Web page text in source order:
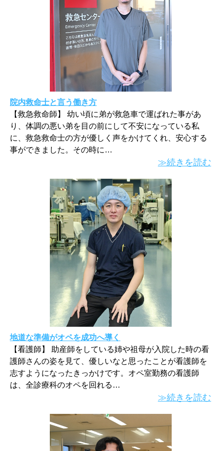
院内救命士と言う働き方
【救急救命師】 幼い頃に弟が救急車で運ばれた事があ
り、体調の悪い弟を目の前にして不安になっている私
に、救急救命士の方が優しく声をかけてくれ、安心する
事ができました。その時に…
≫続きを読む
地道な準備がオペを成功へ導く
【看護師】 助産師をしている姉や祖母が入院した時の看
護師さんの姿を見て、優しいなと思ったことが看護師を
志すようになったきっかけです。オペ室勤務の看護師
は、全診療科のオペを回れる…
≫続きを読む